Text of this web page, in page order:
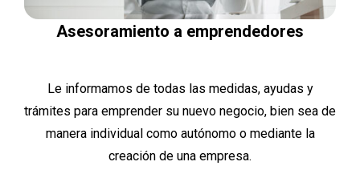
Asesoramiento a emprendedores
Le informamos de todas las medidas, ayudas y
trámites para emprender su nuevo negocio, bien sea de
manera individual como autónomo o mediante la
creación de una empresa.